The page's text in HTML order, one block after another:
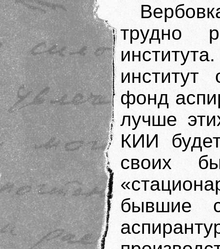
трудно
фонд
лучше
КИИ
своих
бывшие